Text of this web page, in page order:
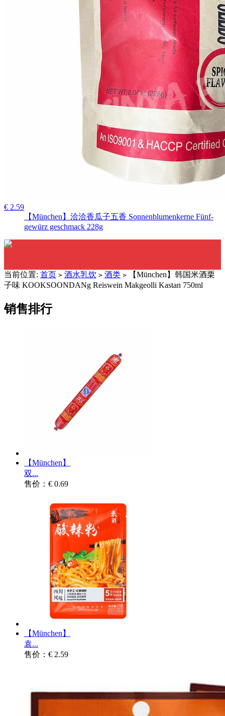
€ 2.59
【München】洽洽香瓜子五香 Sonnenblumenkerne Fünf-
gewürz geschmack 228g
当前位置: 首页 > 酒水乳饮 > 酒类 > 【München】韩国米酒栗
子味 KOOKSOONDANg Reiswein Makgeolli Kastan 750ml
销售排行
【München】
双...
售价：€ 0.69
【München】
袁...
售价：€ 2.59